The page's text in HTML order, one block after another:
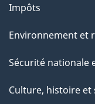
Impôts
Environnement et
Sécurité nationale
Culture, histoire et